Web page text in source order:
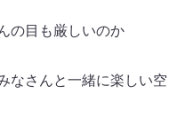
の目も厳しいのか
なさんと一緒に楽しい空